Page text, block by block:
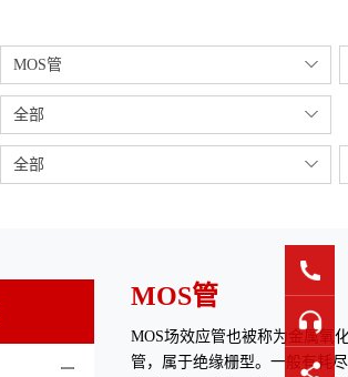
MOS管
全部
全部
MOS管
MOS场效应管也被称为金属氧
管，属于绝缘栅型。一般有耗